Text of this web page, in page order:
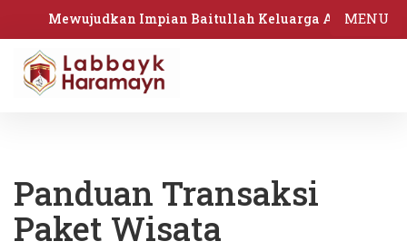
Mewujudkan Impian Baitullah Keluarga Anda
Panduan Transaksi
Paket Wisata
MENU